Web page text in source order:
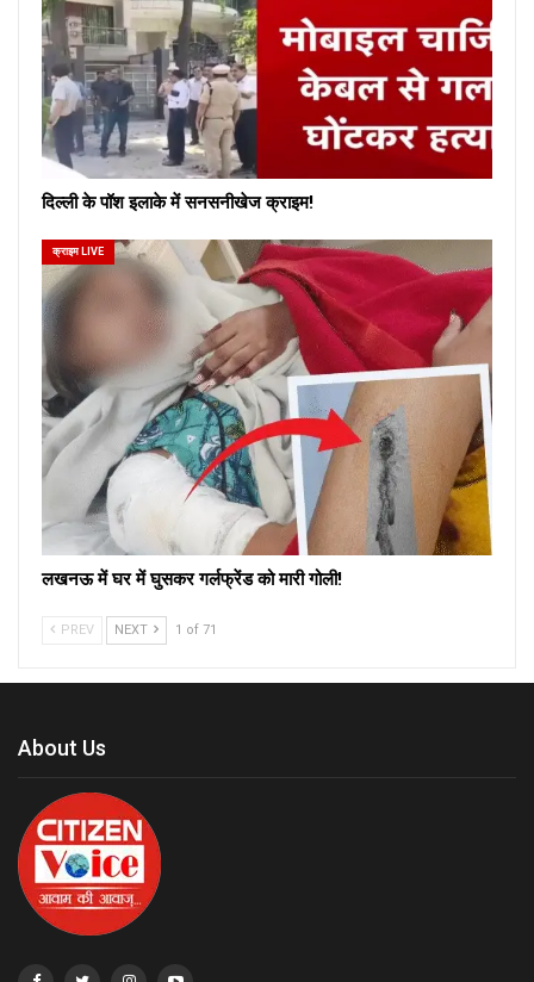
दिल्ली के पॉश इलाके में सनसनीखेज क्राइम!
क्राइम LIVE
लखनऊ में घर में घुसकर गर्लफ्रेंड को मारी गोली!
PREV NEXT 1 of 71
About Us